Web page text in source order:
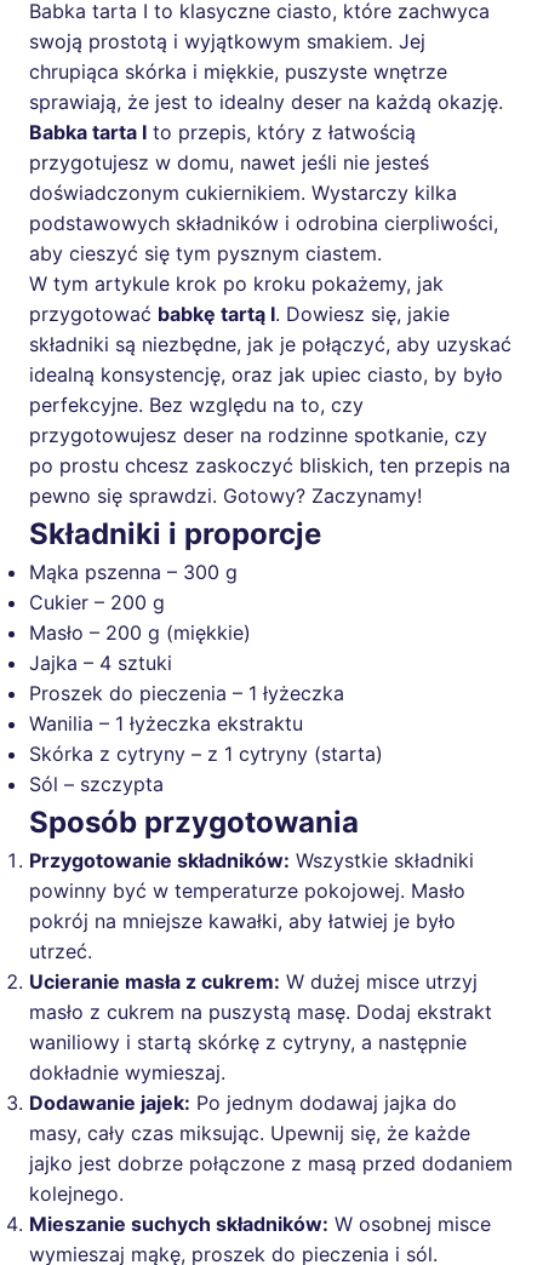
Babka tarta I to klasyczne ciasto, które zachwyca
swoją prostotą i wyjątkowym smakiem. Jej
chrupiąca skórka i miękkie, puszyste wnętrze
sprawiają, że jest to idealny deser na każdą okazję.
Babka tarta I to przepis, który z łatwością
przygotujesz w domu, nawet jeśli nie jesteś
doświadczonym cukiernikiem. Wystarczy kilka
podstawowych składników i odrobina cierpliwości,
aby cieszyć się tym pysznym ciastem.
W tym artykule krok po kroku pokażemy, jak
przygotować babkę tartą I. Dowiesz się, jakie
składniki są niezbędne, jak je połączyć, aby uzyskać
idealną konsystencję, oraz jak upiec ciasto, by było
perfekcyjne. Bez względu na to, czy
przygotowujesz deser na rodzinne spotkanie, czy
po prostu chcesz zaskoczyć bliskich, ten przepis na
pewno się sprawdzi. Gotowy? Zaczynamy!
Składniki i proporcje
Mąka pszenna – 300 g
Cukier – 200 g
Masło – 200 g (miękkie)
Jajka – 4 sztuki
Proszek do pieczenia – 1 łyżeczka
Wanilia – 1 łyżeczka ekstraktu
Skórka z cytryny – z 1 cytryny (starta)
Sól – szczypta
Sposób przygotowania
Przygotowanie składników: Wszystkie składniki
powinny być w temperaturze pokojowej. Masło
pokrój na mniejsze kawałki, aby łatwiej je było
utrzeć.
Ucieranie masła z cukrem: W dużej misce utrzyj
masło z cukrem na puszystą masę. Dodaj ekstrakt
waniliowy i startą skórkę z cytryny, a następnie
dokładnie wymieszaj.
Dodawanie jajek: Po jednym dodawaj jajka do
masy, cały czas miksując. Upewnij się, że każde
jajko jest dobrze połączone z masą przed dodaniem
kolejnego.
Mieszanie suchych składników: W osobnej misce
wymieszaj mąkę, proszek do pieczenia i sól.